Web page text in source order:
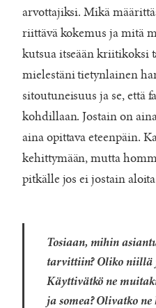
arvottajiksi. Mikä
riittävä kokemus ja mitä
kutsua itseään kriitikoksi
mielestäni tietynlainen
sitoutuneisuus ja se, että
kohdillaan. Jostain on
aina opittava eteenpäin.
kehittymään, mutta
pitkälle jos ei jostain
Tosiaan, mihin
tarvittiin? Oliko niillä
Käyttivätkö ne
ja somea? Olivatko